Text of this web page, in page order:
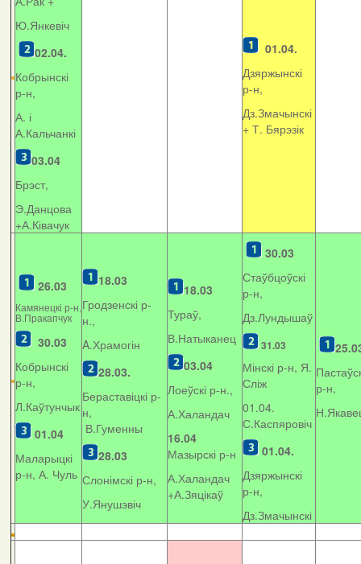
Ю.Янкевіч
02.04.
Кобрынскі
р-н,
А. і
А.Кальчанкі
03.04
Брэст,
Э.Данцова
+А.Ківачук
01.04.
Дзяржынскі
р-н,
Дз.Змачынскі
+ Т. Бярэзік
26.03
Камянецкі р-н,
В.Пракапчук
30.03
Кобрынскі
р-н,
Л.Каўтунчык
01.04
Маларыцкі
р-н, А. Чуль
18.03
Гродзенскі р-
н.,
A.Храмогін
28.03.
Бераставіцкі р-
н,
В.Гуменны
28.03
Слонімскі р-н,
У.Янушэвіч
18.03
Тураў,
В.Натыканец
03.04
Лоеўскі р-н.,
А.Халандач
16.04
Мазырскі р-н
А.Халандач
+А.Зяцікаў
30.03
Стаўбцоўскі
р-н,
Дз.Лундышаў
31.03
Мінскі р-н, Я.
Сліж
01.04.
С.Каспяровіч
01.04.
Дзяржынскі
р-н,
Дз.Змачынскі
р-н,